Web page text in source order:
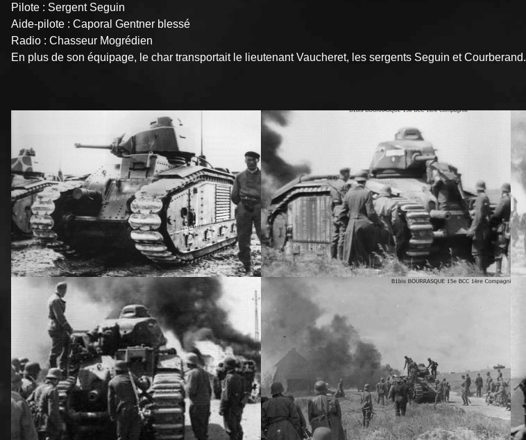
Pilote : Sergent Seguin
Aide-pilote : Caporal Gentner blessé
Radio : Chasseur Mogrédien
En plus de son équipage, le char transportait le lieutenant Vaucheret, les sergents Seguin et Courberand.